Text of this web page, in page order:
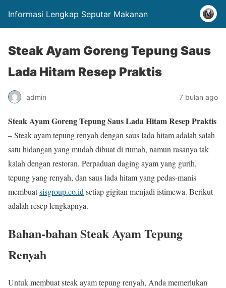
Informasi Lengkap Seputar Makanan
Steak Ayam Goreng Tepung Saus
Lada Hitam Resep Praktis
admin 7 bulan ago
Steak Ayam Goreng Tepung Saus Lada Hitam Resep Praktis
– Steak ayam tepung renyah dengan saus lada hitam adalah salah
satu hidangan yang mudah dibuat di rumah, namun rasanya tak
kalah dengan restoran. Perpaduan daging ayam yang gurih,
tepung yang renyah, dan saus lada hitam yang pedas-manis
membuatsisgroup.co.id setiap gigitan menjadi istimewa. Berikut
adalah resep lengkapnya.
Bahan-bahan Steak Ayam Tepung
Renyah
Untuk membuat steak ayam tepung renyah, Anda memerlukan